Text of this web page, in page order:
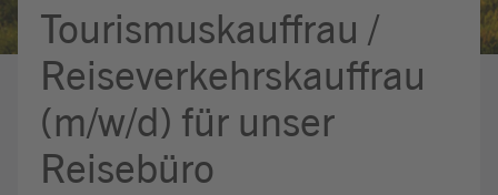
Mein Kandidat:innenprofil
Jobbörse
Tourismuskauffrau /
Reiseverkehrskauffrau
(m/w/d) für unser
Reisebüro